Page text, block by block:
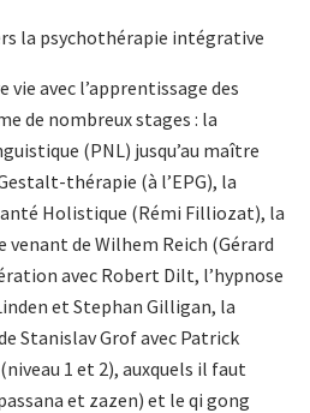
la psychothérapie intégrative
avec l’apprentissage des
de nombreux stages : la
(PNL) jusqu’au maître
thérapie (à l’EPG), la
Holistique (Rémi Filliozat), la
de Wilhem Reich (Gérard
avec Robert Dilt, l’hypnose
et Stephan Gilligan, la
Stanislav Grof avec Patrick
1 et 2), auxquels il faut
et zazen) et le qi gong